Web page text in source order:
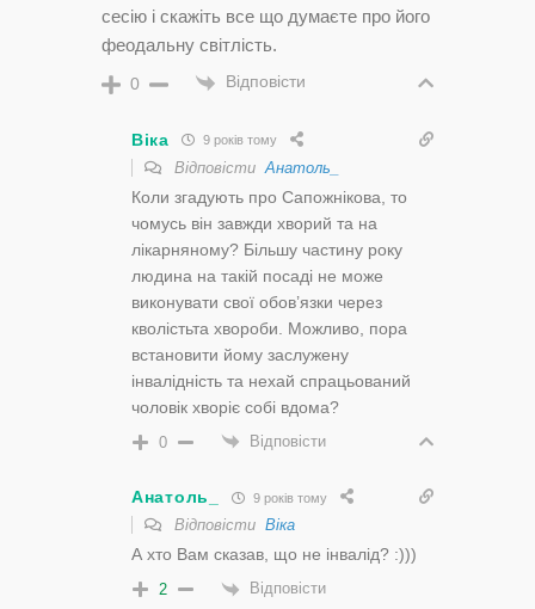
сесію і скажіть все що думаєте про його
феодальну світлість.
0 Відповісти
Віка 9 років тому
Відповісти Анатоль_
Коли згадують про Сапожнікова, то
чомусь він завжди хворий та на
лікарняному? Більшу частину року
людина на такій посаді не може
виконувати свої обов’язки через
кволістьта хвороби. Можливо, пора
встановити йому заслужену
інвалідність та нехай спрацьований
чоловік хворіє собі вдома?
0 Відповісти
Анатоль_ 9 років тому
Відповісти Віка
А хто Вам сказав, що не інвалід? :)))
2 Відповісти